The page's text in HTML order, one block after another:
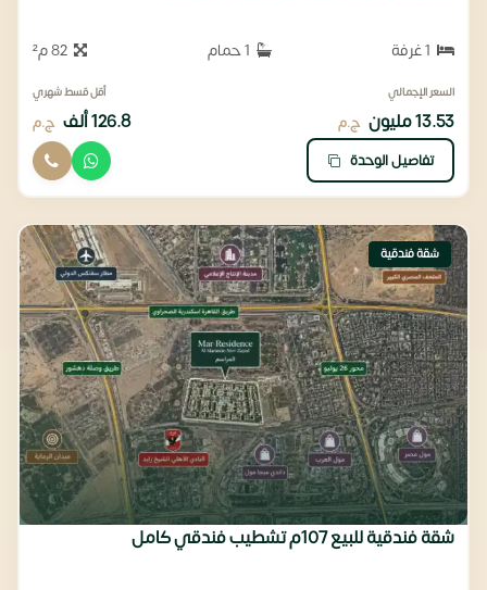
82 م²
السعر الإجمالي
13.53 مليون ج.م
أقل قسط شهري
126.8 ألف ج.م
تفاصيل الوحدة
شقة فندقية
شقة فندقية للبيع 107م تشطيب فندقي كامل